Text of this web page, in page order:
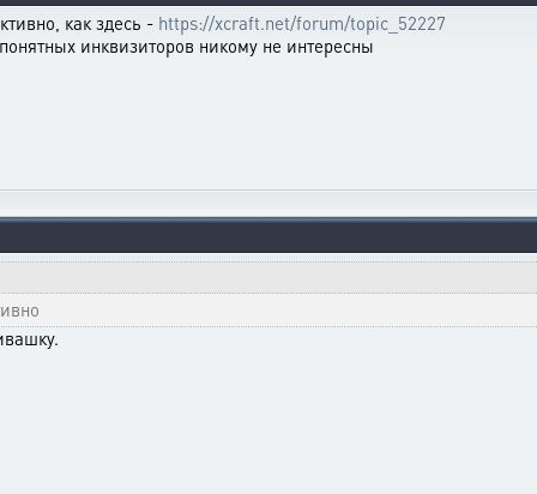
как здесь - https://xcraft.net/forum/topic_52227
инквизиторов никому не интересны